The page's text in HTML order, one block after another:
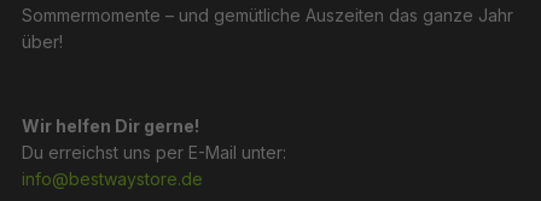
Sommermomente – und gemütliche Auszeiten das ganze Jahr
über!
Wir helfen Dir gerne!
Du erreichst uns per E-Mail unter:
info@bestwaystore.de